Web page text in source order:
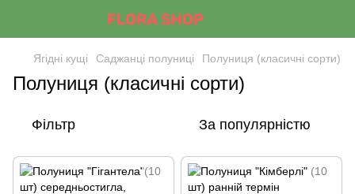
Ягідні кущі Саджанці полуниці Полуниця (класичні сорти)
Полуниця (класичні сорти)
Фільтр За популярністю